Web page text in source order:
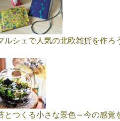
ルシェで人気の北欧雑貨を作ろ
とつくる小さな景色～今の感覚